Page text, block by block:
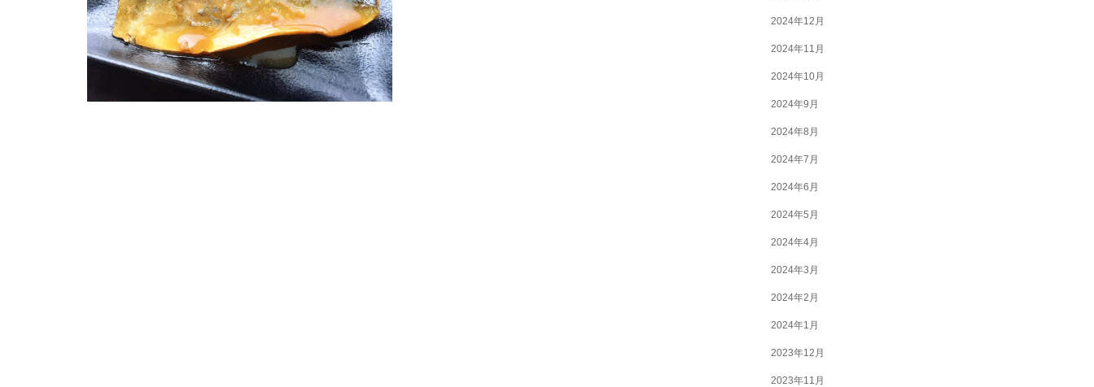
2024年12月
2024年11月
2024年10月
2024年9月
2024年8月
2024年7月
2024年6月
2024年5月
2024年4月
2024年3月
2024年2月
2024年1月
2023年12月
2023年11月